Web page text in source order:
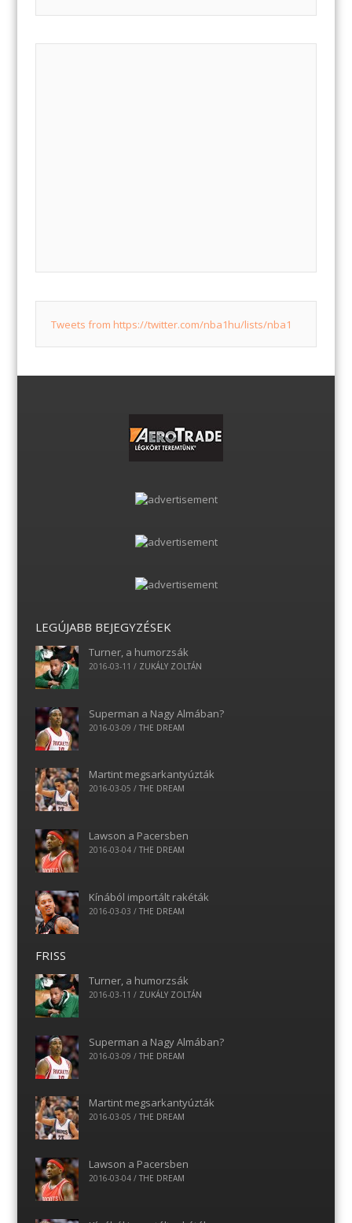
Tweets from https://twitter.com/nba1hu/lists/nba1
LEGÚJABB BEJEGYZÉSEK
Turner, a humorzsák
2016-03-11 / ZUKÁLY ZOLTÁN
Superman a Nagy Almában?
2016-03-09 / THE DREAM
Martint megsarkantyúzták
2016-03-05 / THE DREAM
Lawson a Pacersben
2016-03-04/ THE DREAM
Kínából importált rakéták
2016-03-03 / THE DREAM
FRISS
Turner, a humorzsák
2016-03-11 / ZUKÁLY ZOLTÁN
Superman a Nagy Almában?
2016-03-09 / THE DREAM
Martint megsarkantyúzták
2016-03-05 / THE DREAM
Lawson a Pacersben
2016-03-04/ THE DREAM